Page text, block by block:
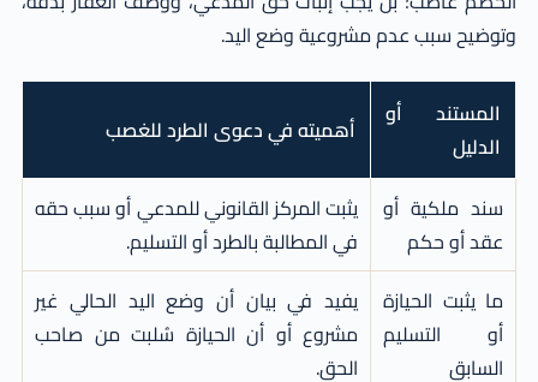
وتوضيح سبب عدم مشروعية وضع اليد.
المستند أو
الدليل
أهميته في دعوى الطرد للغصب
سند ملكية أو
عقد أو حكم
يثبت المركز القانوني للمدعي أو سبب حقه
في المطالبة بالطرد أو التسليم.
ما يثبت الحيازة
أو التسليم
السابق
يفيد في بيان أن وضع اليد الحالي غير
مشروع أو أن الحيازة سُلبت من صاحب
الحق.